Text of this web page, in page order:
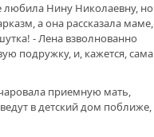
любила Нину Николаевну, но
а она рассказала маме,
- Лена взволнованно
подружку, и, кажется, сама
приемную мать,
в детский дом поближе,